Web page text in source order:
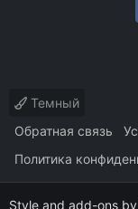
Темный
Обратная связь
Политика
Style and add-ons